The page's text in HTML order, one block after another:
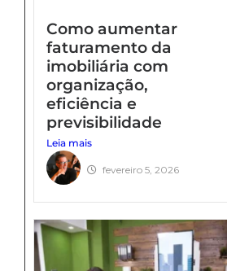
rapidamente
Assimile e leia os
números
Chegou a hora de
turbinar seu
marketing imobiliário
FAQ – Dúvidas
estratégias de
marketing para
corretores de imóveis
Como aumentar
faturamento da
imobiliária com
organização,
eficiência e
previsibilidade
Leia mais
fevereiro 5, 2026